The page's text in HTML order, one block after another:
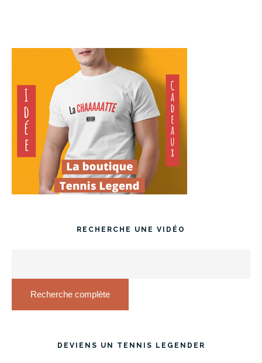
RECHERCHE UNE VIDÉO
Recherche complète
DEVIENS UN TENNIS LEGENDER